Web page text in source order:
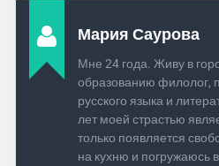
Мария Саурова
Мне 24 года. Живу в
образованию филолог,
русского языка и
лет моей страстью
только появляется
на кухню и погружаюсь